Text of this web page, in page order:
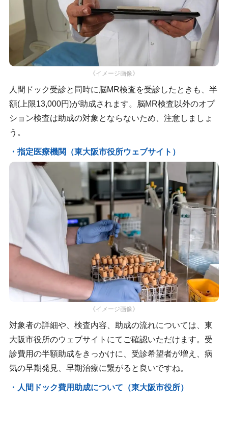
《イメージ画像》
人間ドック受診と同時に脳MR検査を受診したときも、半
額(上限13,000円)が助成されます。脳MR検査以外のオプ
ション検査は助成の対象とならないため、注意しましょ
う。
・指定医療機関（東大阪市役所ウェブサイト）
《イメージ画像》
対象者の詳細や、検査内容、助成の流れについては、東
大阪市役所のウェブサイトにてご確認いただけます。受
診費用の半額助成をきっかけに、受診希望者が増え、病
気の早期発見、早期治療に繋がると良いですね。
・人間ドック費用助成について（東大阪市役所）